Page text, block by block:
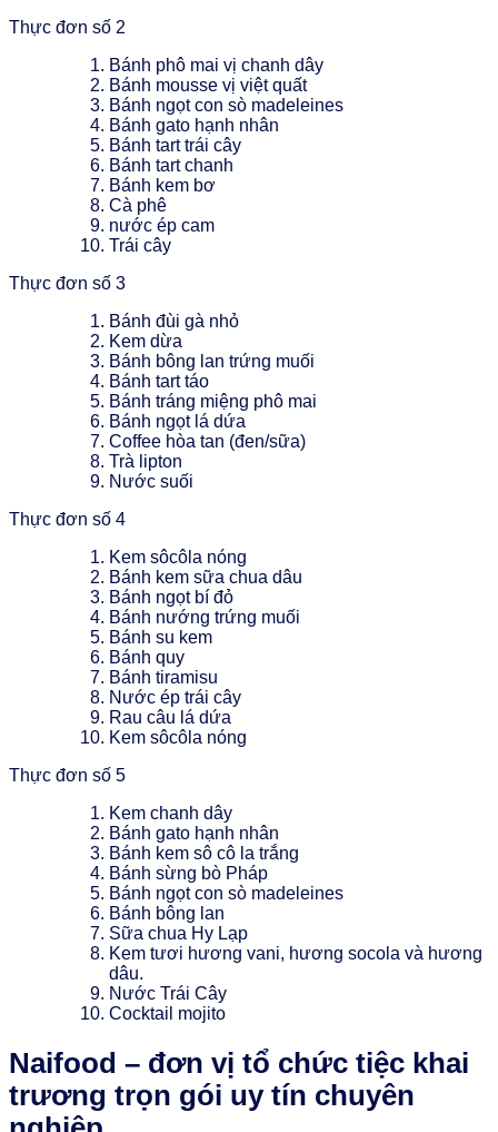
Thực đơn số 2
Bánh phô mai vị chanh dây
Bánh mousse vị việt quất
Bánh ngọt con sò madeleines
Bánh gato hạnh nhân
Bánh tart trái cây
Bánh tart chanh
Bánh kem bơ
Cà phê
nước ép cam
Trái cây
Thực đơn số 3
Bánh đùi gà nhỏ
Kem dừa
Bánh bông lan trứng muối
Bánh tart táo
Bánh tráng miệng phô mai
Bánh ngọt lá dứa
Coffee hòa tan (đen/sữa)
Trà lipton
Nước suối
Thực đơn số 4
Kem sôcôla nóng
Bánh kem sữa chua dâu
Bánh ngọt bí đỏ
Bánh nướng trứng muối
Bánh su kem
Bánh quy
Bánh tiramisu
Nước ép trái cây
Rau câu lá dứa
Kem sôcôla nóng
Thực đơn số 5
Kem chanh dây
Bánh gato hạnh nhân
Bánh kem sô cô la trắng
Bánh sừng bò Pháp
Bánh ngọt con sò madeleines
Bánh bông lan
Sữa chua Hy Lạp
Kem tươi hương vani, hương socola và hương
dâu.
Nước Trái Cây
Cocktail mojito
Naifood – đơn vị tổ chức tiệc khai
trương trọn gói uy tín chuyên